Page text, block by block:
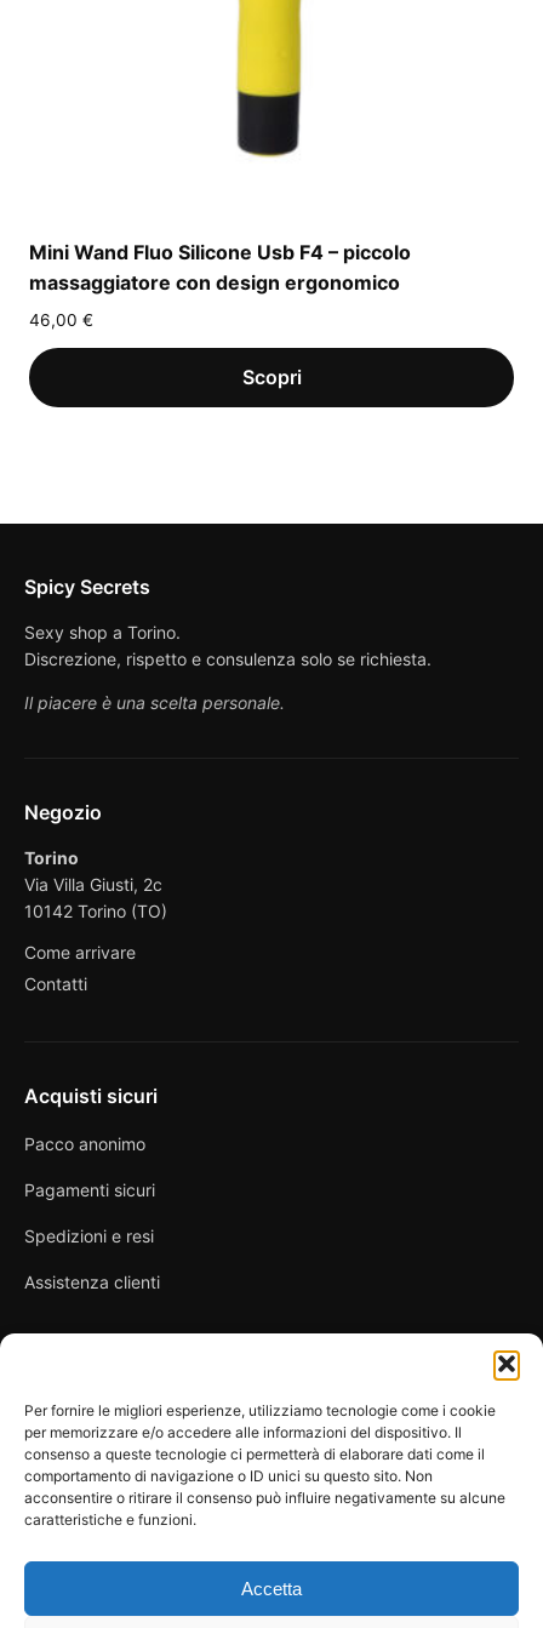
Per fornire le migliori esperienze, utilizziamo tecnologie come i cookie
per memorizzare e/o accedere alle informazioni del dispositivo. Il
consenso a queste tecnologie ci permetterà di elaborare dati come il
comportamento di navigazione o ID unici su questo sito. Non
acconsentire o ritirare il consenso può influire negativamente su alcune
caratteristiche e funzioni.
Accetta
Mini Wand Fluo Silicone Usb F4 – piccolo
massaggiatore con design ergonomico
46,00 €
Spicy Secrets
Sexy shop a Torino.
Discrezione, rispetto e consulenza solo se richiesta.
Il piacere è una scelta personale.
Negozio
Torino
Via Villa Giusti, 2c
10142 Torino (TO)
Come arrivare
Contatti
Acquisti sicuri
Pacco anonimo
Pagamenti sicuri
Spedizioni e resi
Assistenza clienti
Privacy Policy
Condizioni di vendita